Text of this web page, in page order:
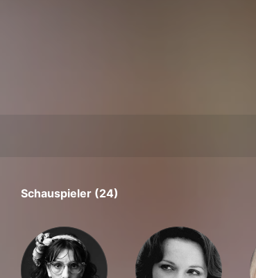
Schauspieler (24)